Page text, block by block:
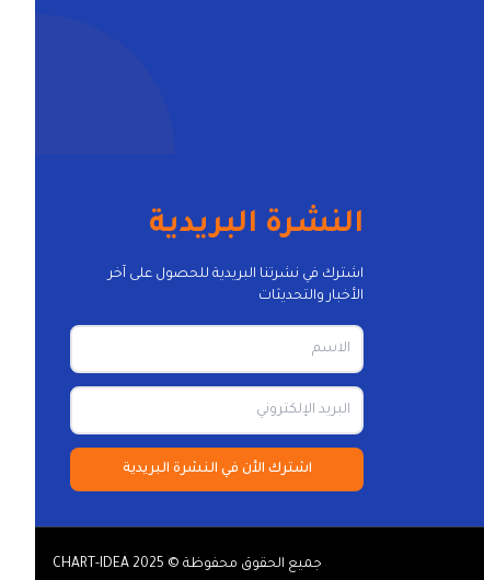
النشرة البريدية
اشترك في نشرتنا البريدية للحصول على آخر
الأخبار والتحديثات
اشترك الأن في النشرة البريدية
جميع الحقوق محفوظة © CHART-IDEA 2025